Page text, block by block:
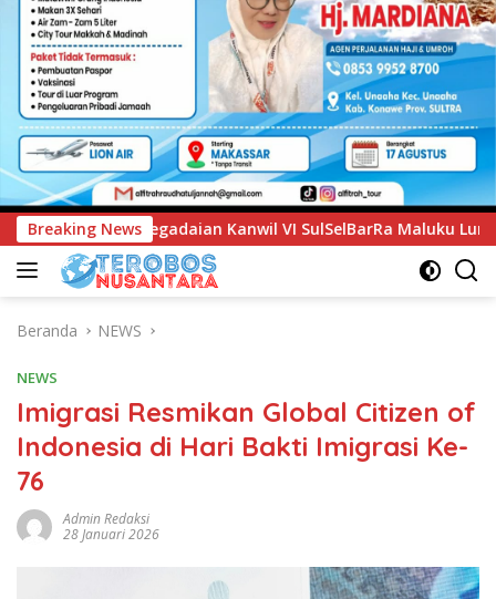
Breaking News
SulSelBarRa Maluku Luncurkan Program PANDE EMAS
Beranda NEWS
NEWS
Imigrasi Resmikan Global Citizen of
Indonesia di Hari Bakti Imigrasi Ke-
76
Admin Redaksi
28 Januari 2026